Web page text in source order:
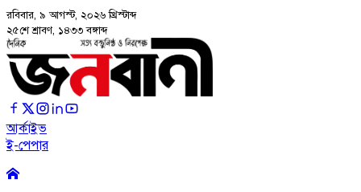
রবিবার, ৯ আগস্ট, ২০২৬ খ্রিস্টাব্দ
২৫শে শ্রাবণ, ১৪৩৩ বঙ্গাব্দ
আর্কাইভ
ই-পেপার